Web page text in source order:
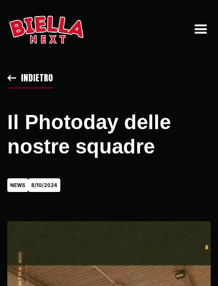
INDIETRO
Il Photoday delle
nostre squadre
NEWS 8/10/2024